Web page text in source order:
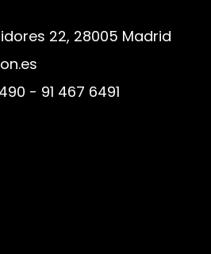
22, 28005 Madrid
- 91 467 6491